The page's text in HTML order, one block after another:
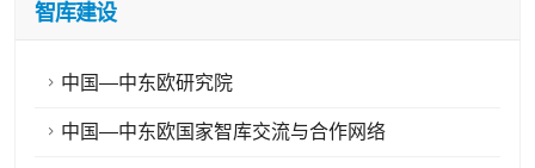
智库建设
中国—中东欧研究院
中国—中东欧国家智库交流与合作网络